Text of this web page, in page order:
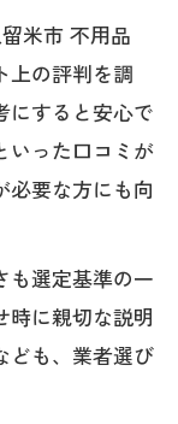
費用と手間
処分ルール
と持ち込み
収日の利用
どちらを選
米市 不用品
上の評判を調
にすると安心で
いった口コミが
必要な方にも向
も選定基準の一
時に親切な説明
ども、業者選び